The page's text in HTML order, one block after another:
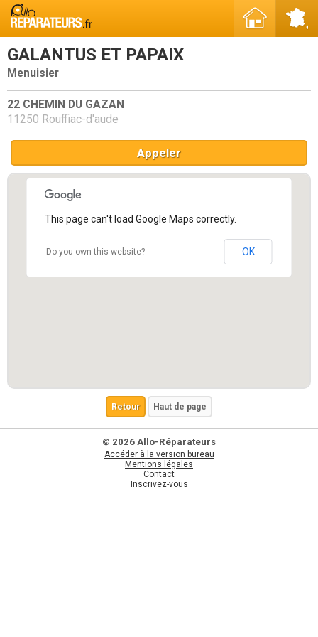
GALANTUS ET PAPAIX
Menuisier
22 CHEMIN DU GAZAN
11250 Rouffiac-d'aude
Appeler
This page can't load Google Maps correctly.
Do you own this website? OK
Retour Haut de page
© 2026 Allo-Réparateurs
Accéder à la version bureau
Mentions légales
Contact
Inscrivez-vous